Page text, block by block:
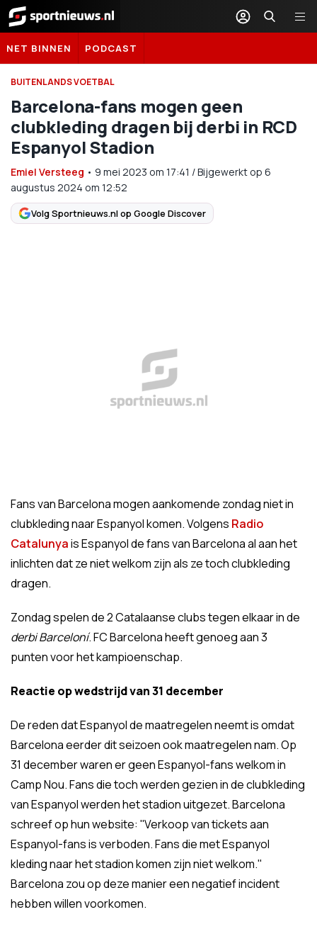
Sportnieuws.nl
NET BINNEN PODCAST
BUITENLANDS VOETBAL
Barcelona-fans mogen geen
clubkleding dragen bij derbi in RCD
Espanyol Stadion
Emiel Versteeg • 9 mei 2023 om 17:41 /Bijgewerkt op 6
augustus 2024 om 12:52
Volg Sportnieuws.nl op Google Discover
Fans van Barcelona mogen aankomende zondag niet in
clubkleding naar Espanyol komen. Volgens Radio
Catalunyais Espanyol de fans van Barcelona al aan het
inlichten dat ze niet welkom zijn als ze toch clubkleding
dragen.
Zondag spelen de 2 Catalaanse clubs tegen elkaar in de
derbi Barceloní. FC Barcelona heeft genoeg aan 3
punten voor het kampioenschap.
Reactie op wedstrijd van 31 december
De reden dat Espanyol de maatregelen neemt is omdat
Barcelona eerder dit seizoen ook maatregelen nam. Op
31 december waren er geen Espanyol-fans welkom in
Camp Nou. Fans die toch werden gezien in de clubkleding
van Espanyol werden het stadion uitgezet. Barcelona
schreef op hun website: ''Verkoop van tickets aan
Espanyol-fans is verboden. Fans die met Espanyol
kleding naar het stadion komen zijn niet welkom.''
Barcelona zou op deze manier een negatief incident
hebben willen voorkomen.